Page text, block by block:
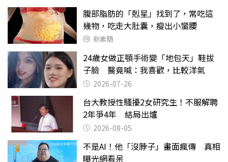
腹部脂肪的「剋星」找到了，常吃這
幾物，吃走大肚囊，瘦出小蠻腰
新素簡
24歲女做正顎手術變「地包天」鞋拔
子臉 醫竟喊：我喜歡，比較洋氣
2026-07-26
台大教授性騷擾2女研究生！不服解聘
2年爭4年 結局出爐
2026-08-05
不是AI！他「沒脖子」畫面瘋傳 真相
曝光網看呆